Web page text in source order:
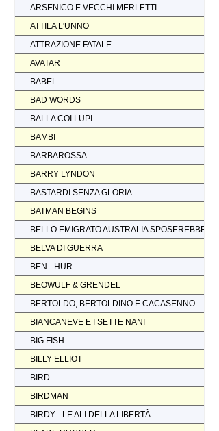
ARSENICO E VECCHI MERLETTI
ATTILA L'UNNO
ATTRAZIONE FATALE
AVATAR
BABEL
BAD WORDS
BALLA COI LUPI
BAMBI
BARBAROSSA
BARRY LYNDON
BASTARDI SENZA GLORIA
BATMAN BEGINS
BELLO EMIGRATO AUSTRALIA SPOSEREBBE
BELVA DI GUERRA
BEN - HUR
BEOWULF & GRENDEL
BERTOLDO, BERTOLDINO E CACASENNO
BIANCANEVE E I SETTE NANI
BIG FISH
BILLY ELLIOT
BIRD
BIRDMAN
BIRDY - LE ALI DELLA LIBERTÀ